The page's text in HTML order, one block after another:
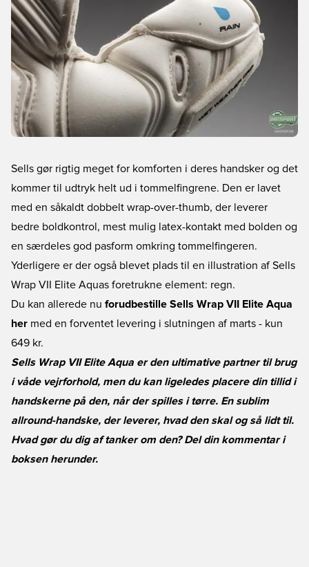
Sells gør rigtig meget for komforten i deres handsker og det
kommer til udtryk helt ud i tommelfingrene. Den er lavet
med en såkaldt dobbelt wrap-over-thumb, der leverer
bedre boldkontrol, mest mulig latex-kontakt med bolden og
en særdeles god pasform omkring tommelfingeren.
Yderligere er der også blevet plads til en illustration af Sells
Wrap VII Elite Aquas foretrukne element: regn.
Du kan allerede nu forudbestille Sells Wrap VII Elite Aqua
her med en forventet levering i slutningen af marts - kun
649 kr.
Sells Wrap VII Elite Aqua er den ultimative partner til brug
i våde vejrforhold, men du kan ligeledes placere din tillid i
handskerne på den, når der spilles i tørre. En sublim
allround-handske, der leverer, hvad den skal og så lidt til.
Hvad gør du dig af tanker om den? Del din kommentar i
boksen herunder.